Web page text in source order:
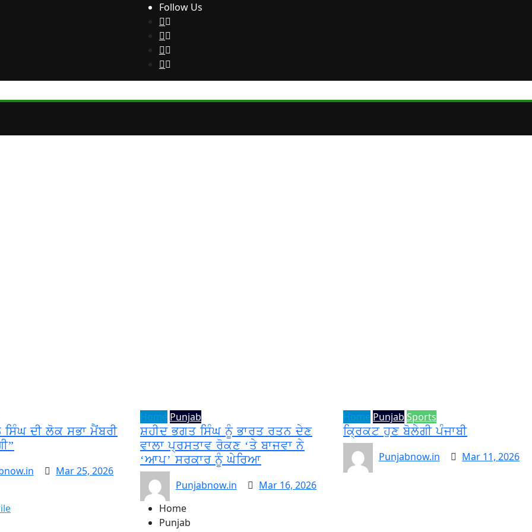
Follow Us
ਸਿੰਘ ਦੀ ਲੋਕ ਸਭਾ ਮੈਂਬਰੀ
Mar 25, 2026
Punjab
ਸ਼ਹੀਦ ਭਗਤ ਸਿੰਘ ਨੂੰ ਭਾਰਤ ਰਤਨ ਦੇਣ
ਵਾਲਾ ਪ੍ਰਸਤਾਵ ਰੋਕਣ ‘ਤੇ ਬਾਜਵਾ ਨੇ
‘ਆਪ’ ਸਰਕਾਰ ਨੂੰ ਘੇਰਿਆ
Punjabnow.in
Mar 16, 2026
Punjab Sports
ਕ੍ਰਿਕਟ ਹੁਣ ਬੋਲੇਗੀ ਪੰਜਾਬੀ
Punjabnow.in
Mar 11, 2026
Home
Punjab